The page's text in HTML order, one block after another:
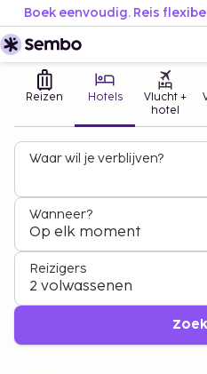
Boek eenvoudig. Reis
Reizen Hotels
Vlucht +
hotel
Waar wil je verblijven?
Wanneer?
Op elk moment
Reizigers
2 volwassenen